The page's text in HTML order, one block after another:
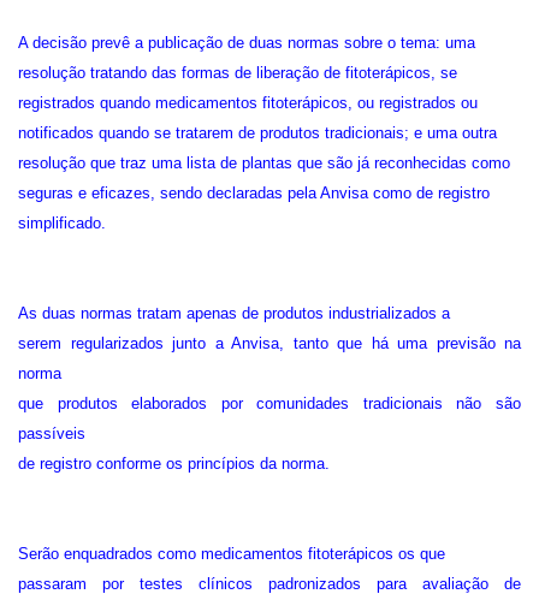
A decisão prevê a publicação de duas normas sobre o tema: uma
resolução tratando das formas de liberação de fitoterápicos, se
registrados quando medicamentos fitoterápicos, ou registrados ou
notificados quando se tratarem de produtos tradicionais; e uma outra
resolução que traz uma lista de plantas que são já reconhecidas como
seguras e eficazes, sendo declaradas pela Anvisa como de registro
simplificado.
As duas normas tratam apenas de produtos industrializados a
serem regularizados junto a Anvisa, tanto que há uma previsão na
norma
que produtos elaborados por comunidades tradicionais não são
passíveis
de registro conforme os princípios da norma.
Serão enquadrados como medicamentos fitoterápicos os que
passaram por testes clínicos padronizados para avaliação de